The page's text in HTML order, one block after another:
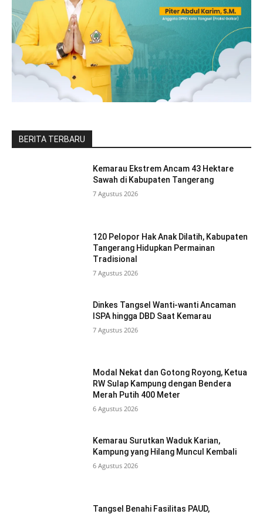
BERITA TERBARU
Kemarau Ekstrem Ancam 43 Hektare
Sawah di Kabupaten Tangerang
7 Agustus 2026
120 Pelopor Hak Anak Dilatih, Kabupaten
Tangerang Hidupkan Permainan
Tradisional
7 Agustus 2026
Dinkes Tangsel Wanti-wanti Ancaman
ISPA hingga DBD Saat Kemarau
7 Agustus 2026
Modal Nekat dan Gotong Royong, Ketua
RW Sulap Kampung dengan Bendera
Merah Putih 400 Meter
6 Agustus 2026
Kemarau Surutkan Waduk Karian,
Kampung yang Hilang Muncul Kembali
6 Agustus 2026
Tangsel Benahi Fasilitas PAUD,